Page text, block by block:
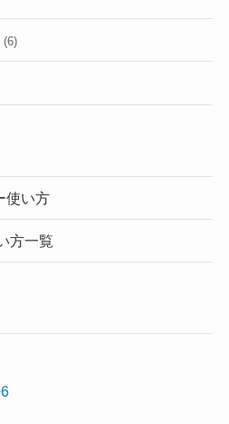
(6)
使い方
方一覧